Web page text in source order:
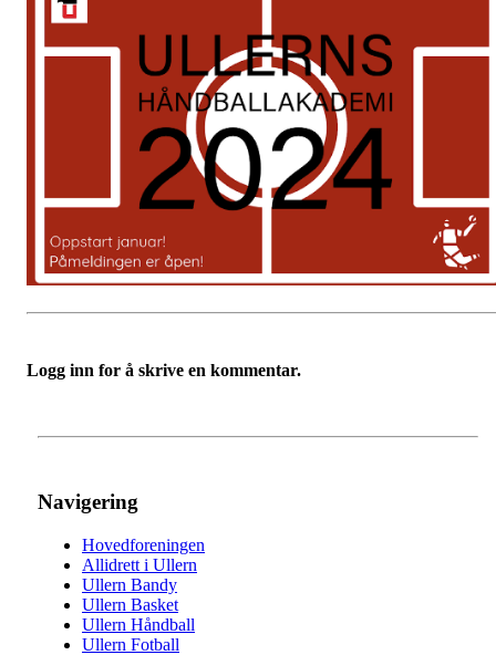
Logg inn for å skrive en kommentar.
Navigering
Hovedforeningen
Allidrett i Ullern
Ullern Bandy
Ullern Basket
Ullern Håndball
Ullern Fotball